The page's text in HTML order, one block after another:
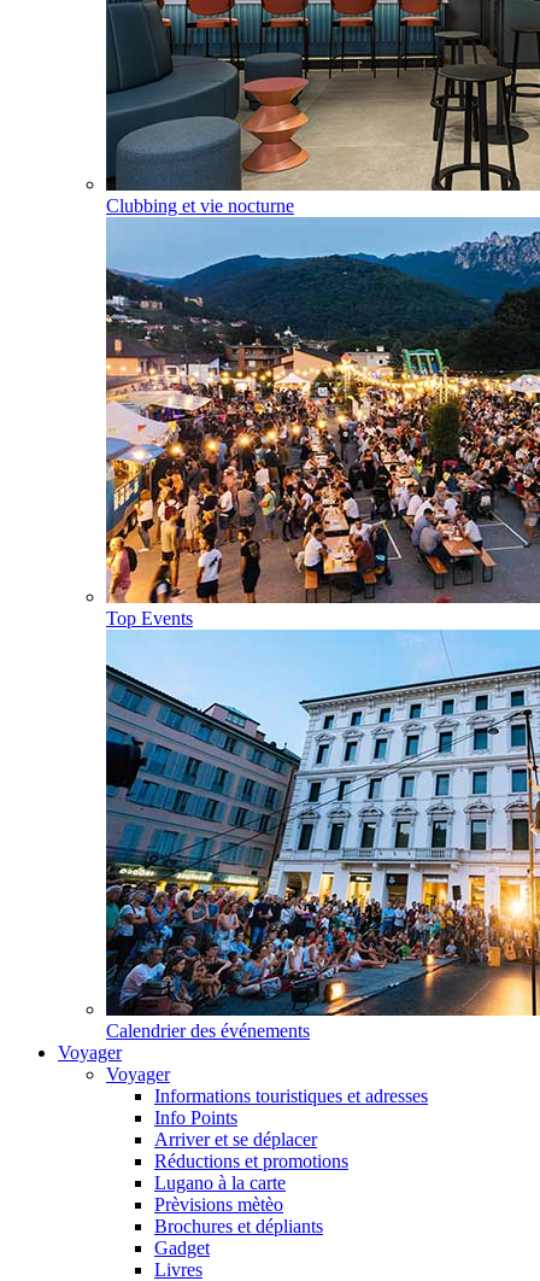
Clubbing et vie nocturne
Top Events
Calendrier des événements
Voyager
Voyager
Informations touristiques et adresses
Info Points
Arriver et se déplacer
Réductions et promotions
Lugano à la carte
Prèvisions mètèo
Brochures et dépliants
Gadget
Livres